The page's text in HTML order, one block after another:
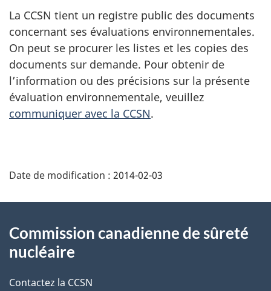
La CCSN tient un registre public des documents
concernant ses évaluations environnementales.
On peut se procurer les listes et les copies des
documents sur demande. Pour obtenir de
l’information ou des précisions sur la présente
évaluation environnementale, veuillez
communiquer avec la CCSN.
é
a
i
Date de modification : 2014-02-03
propos
Commission canadienne de sûreté
nucléaire
Contactez la CCSN